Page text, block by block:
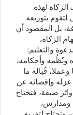
لهذه
لتقوم بتوزيعه
بل المقصود أن
الزكاة،
والتعليم:
ونُظُمه وأحكامه،
قُبالة ما
وإقصائه عن
ضيقة، فتحتاج
ومدارس،